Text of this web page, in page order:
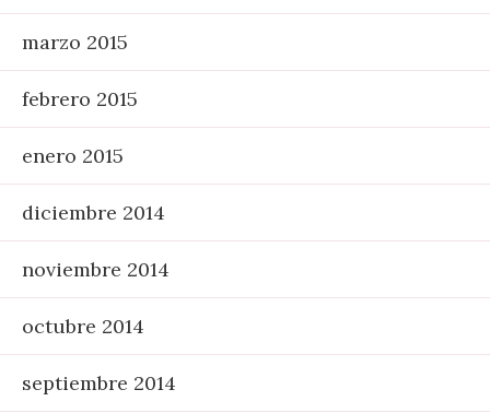
marzo 2015
febrero 2015
enero 2015
diciembre 2014
noviembre 2014
octubre 2014
septiembre 2014